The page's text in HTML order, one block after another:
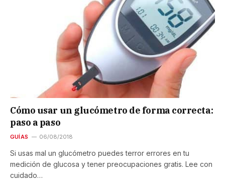
Cómo usar un glucómetro de forma correcta:
paso a paso
GUÍAS 06/08/2018
Si usas mal un glucómetro puedes terror errores en tu
medición de glucosa y tener preocupaciones gratis. Lee con
cuidado…